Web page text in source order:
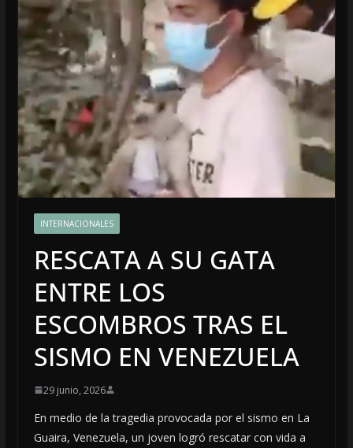
INTERNACIONALES
RESCATA A SU GATA
ENTRE LOS
ESCOMBROS TRAS EL
SISMO EN VENEZUELA
29 junio, 2026
En medio de la tragedia provocada por el sismo en La
Guaira, Venezuela, un joven logró rescatar con vida a